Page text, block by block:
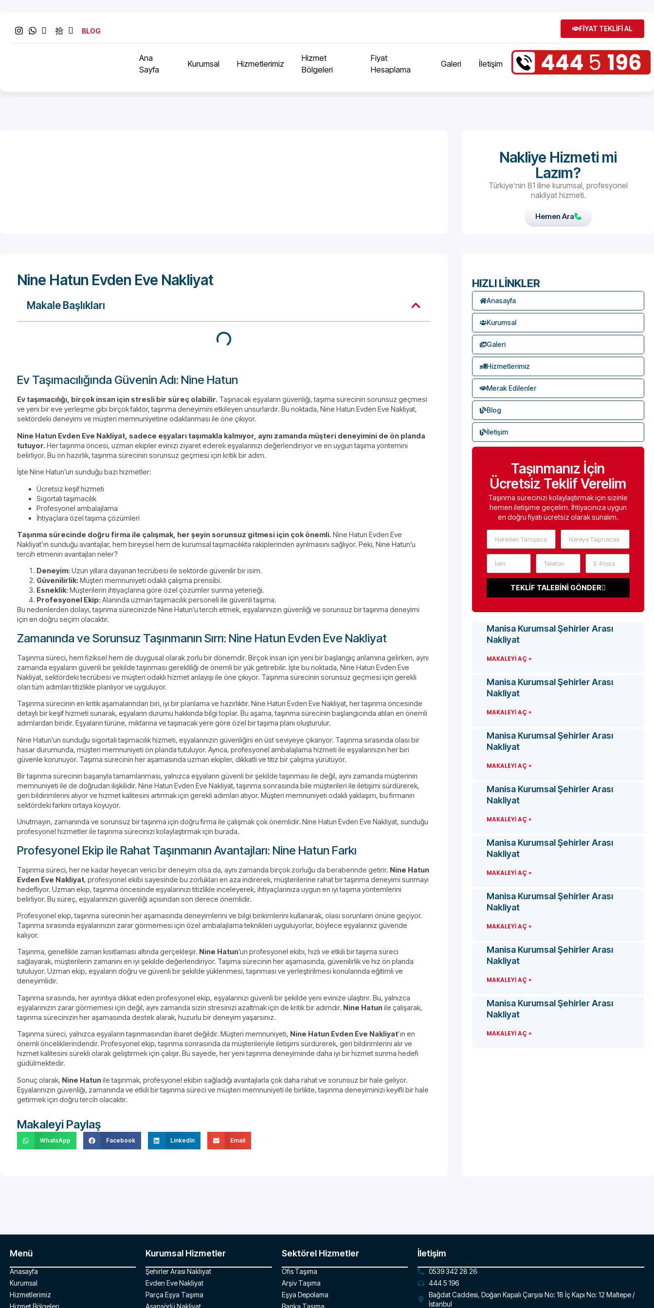
BLOG FİYAT TEKLİFİ AL
Ana
Sayfa
Kurumsal Hizmetlerimiz
Hizmet
Bölgeleri
Fiyat
Hesaplama
Galeri İletişim
Nakliye Hizmeti mi
Lazım?
Türkiye’nin 81 iline kurumsal, profesyonel
nakliyat hizmeti.
Hemen Ara
Nine Hatun Evden Eve Nakliyat
Makale Başlıkları
Ev Taşımacılığında Güvenin Adı: Nine Hatun
Ev taşımacılığı, birçok insan için stresli bir süreç olabilir. Taşınacak eşyaların güvenliği, taşıma sürecinin sorunsuz geçmesi
ve yeni bir eve yerleşme gibi birçok faktör, taşınma deneyimini etkileyen unsurlardır. Bu noktada, Nine Hatun Evden Eve Nakliyat,
sektördeki deneyimi ve müşteri memnuniyetine odaklanması ile öne çıkıyor.
Nine Hatun Evden Eve Nakliyat, sadece eşyaları taşımakla kalmıyor, aynı zamanda müşteri deneyimini de ön planda
tutuyor. Her taşınma öncesi, uzman ekipler evinizi ziyaret ederek eşyalarınızı değerlendiriyor ve en uygun taşıma yöntemini
belirliyor. Bu ön hazırlık, taşınma sürecinin sorunsuz geçmesi için kritik bir adım.
İşte Nine Hatun’un sunduğu bazı hizmetler:
Ücretsiz keşif hizmeti
Sigortalı taşımacılık
Profesyonel ambalajlama
İhtiyaçlara özel taşıma çözümleri
Taşınma sürecinde doğru firma ile çalışmak, her şeyin sorunsuz gitmesi için çok önemli. Nine Hatun Evden Eve
Nakliyat’ın sunduğu avantajlar, hem bireysel hem de kurumsal taşımacılıkta rakiplerinden ayrılmasını sağlıyor. Peki, Nine Hatun’u
tercih etmenin avantajları neler?
Deneyim: Uzun yıllara dayanan tecrübesi ile sektörde güvenilir bir isim.
Güvenilirlik: Müşteri memnuniyeti odaklı çalışma prensibi.
Esneklik: Müşterilerin ihtiyaçlarına göre özel çözümler sunma yeteneği.
Profesyonel Ekip: Alanında uzman taşımacılık personeli ile güvenli taşıma.
Bu nedenlerden dolayı, taşınma sürecinizde Nine Hatun’u tercih etmek, eşyalarınızın güvenliği ve sorunsuz bir taşınma deneyimi
için en doğru seçim olacaktır.
Zamanında ve Sorunsuz Taşınmanın Sırrı: Nine Hatun Evden Eve Nakliyat
Taşınma süreci, hem fiziksel hem de duygusal olarak zorlu bir dönemdir. Birçok insan için yeni bir başlangıç anlamına gelirken, aynı
zamanda eşyaların güvenli bir şekilde taşınması gerekliliği de önemli bir yük getirebilir. İşte bu noktada, Nine Hatun Evden Eve
Nakliyat, sektördeki tecrübesi ve müşteri odaklı hizmet anlayışı ile öne çıkıyor. Taşınma sürecinin sorunsuz geçmesi için gerekli
olan tüm adımları titizlikle planlıyor ve uyguluyor.
Taşınma sürecinin en kritik aşamalarından biri, iyi bir planlama ve hazırlıktır. Nine Hatun Evden Eve Nakliyat, her taşınma öncesinde
detaylı bir keşif hizmeti sunarak, eşyaların durumu hakkında bilgi toplar. Bu aşama, taşınma sürecinin başlangıcında atılan en önemli
adımlardan biridir. Eşyaların türüne, miktarına ve taşınacak yere göre özel bir taşıma planı oluşturulur.
Nine Hatun’un sunduğu sigortalı taşımacılık hizmeti, eşyalarınızın güvenliğini en üst seviyeye çıkarıyor. Taşınma sırasında olası bir
hasar durumunda, müşteri memnuniyeti ön planda tutuluyor. Ayrıca, profesyonel ambalajlama hizmeti ile eşyalarınızın her biri
güvenle korunuyor. Taşıma sürecinin her aşamasında uzman ekipler, dikkatli ve titiz bir çalışma yürütüyor.
Bir taşınma sürecinin başarıyla tamamlanması, yalnızca eşyaların güvenli bir şekilde taşınması ile değil, aynı zamanda müşterinin
memnuniyeti ile de doğrudan ilişkilidir. Nine Hatun Evden Eve Nakliyat, taşınma sonrasında bile müşterileri ile iletişimi sürdürerek,
geri bildirimlerini alıyor ve hizmet kalitesini artırmak için gerekli adımları atıyor. Müşteri memnuniyeti odaklı yaklaşım, bu firmanın
sektördeki farkını ortaya koyuyor.
Unutmayın, zamanında ve sorunsuz bir taşınma için doğru firma ile çalışmak çok önemlidir. Nine Hatun Evden Eve Nakliyat, sunduğu
profesyonel hizmetler ile taşınma sürecinizi kolaylaştırmak için burada.
Profesyonel Ekip ile Rahat Taşınmanın Avantajları: Nine Hatun Farkı
Taşınma süreci, her ne kadar heyecan verici bir deneyim olsa da, aynı zamanda birçok zorluğu da beraberinde getirir. Nine Hatun
Evden Eve Nakliyat, profesyonel ekibi sayesinde bu zorlukları en aza indirerek, müşterilerine rahat bir taşınma deneyimi sunmayı
hedefliyor. Uzman ekip, taşınma öncesinde eşyalarınızı titizlikle inceleyerek, ihtiyaçlarınıza uygun en iyi taşıma yöntemlerini
belirliyor. Bu süreç, eşyalarınızın güvenliği açısından son derece önemlidir.
Profesyonel ekip, taşınma sürecinin her aşamasında deneyimlerini ve bilgi birikimlerini kullanarak, olası sorunların önüne geçiyor.
Taşınma sırasında eşyalarınızın zarar görmemesi için özel ambalajlama teknikleri uyguluyorlar, böylece eşyalarınız güvende
kalıyor.
Taşınma, genellikle zaman kısıtlaması altında gerçekleşir. Nine Hatun’un profesyonel ekibi, hızlı ve etkili bir taşıma süreci
sağlayarak, müşterilerin zamanını en iyi şekilde değerlendiriyor. Taşıma sürecinin her aşamasında, güvenilirlik ve hız ön planda
tutuluyor. Uzman ekip, eşyaların doğru ve güvenli bir şekilde yüklenmesi, taşınması ve yerleştirilmesi konularında eğitimli ve
deneyimlidir.
Taşınma sırasında, her ayrıntıya dikkat eden profesyonel ekip, eşyalarınızı güvenli bir şekilde yeni evinize ulaştırır. Bu, yalnızca
eşyalarınızın zarar görmemesi için değil, aynı zamanda sizin stresinizi azaltmak için de kritik bir adımdır. Nine Hatunile çalışarak,
taşınma sürecinizin her aşamasında destek alarak, huzurlu bir deneyim yaşarsınız.
Taşınma süreci, yalnızca eşyaların taşınmasından ibaret değildir. Müşteri memnuniyeti, Nine Hatun Evden Eve Nakliyat’ın en
önemli önceliklerindendir. Profesyonel ekip, taşınma sonrasında da müşterileriyle iletişimi sürdürerek, geri bildirimlerini alır ve
hizmet kalitesini sürekli olarak geliştirmek için çalışır. Bu sayede, her yeni taşınma deneyiminde daha iyi bir hizmet sunma hedefi
güdülmektedir.
Sonuç olarak, Nine Hatunile taşınmak, profesyonel ekibin sağladığı avantajlarla çok daha rahat ve sorunsuz bir hale geliyor.
Eşyalarınızın güvenliği, zamanında ve etkili bir taşınma süreci ve müşteri memnuniyeti ile birlikte, taşınma deneyiminizi keyifli bir hale
getirmek için doğru tercih olacaktır.
Makaleyi Paylaş
WhatsApp Facebook LinkedIn Email
HIZLI LİNKLER
Anasayfa
Kurumsal
Galeri
Hizmetlerimiz
Merak Edilenler
Blog
İletişim
Taşınmanız İçin
Ücretsiz Teklif Verelim
Taşınma sürecinizi kolaylaştırmak için sizinle
hemen iletişime geçelim. İhtiyacınıza uygun
en doğru fiyatı ücretsiz olarak sunalım.
TEKLİF TALEBİNİ GÖNDER
Manisa Kurumsal Şehirler Arası
Nakliyat
MAKALEYI AÇ »
Manisa Kurumsal Şehirler Arası
Nakliyat
MAKALEYI AÇ »
Manisa Kurumsal Şehirler Arası
Nakliyat
MAKALEYI AÇ »
Manisa Kurumsal Şehirler Arası
Nakliyat
MAKALEYI AÇ »
Manisa Kurumsal Şehirler Arası
Nakliyat
MAKALEYI AÇ »
Manisa Kurumsal Şehirler Arası
Nakliyat
MAKALEYI AÇ »
Manisa Kurumsal Şehirler Arası
Nakliyat
MAKALEYI AÇ »
Manisa Kurumsal Şehirler Arası
Nakliyat
MAKALEYI AÇ »
Menü
Anasayfa
Kurumsal
Hizmetlerimiz
Hizmet Bölgeleri
Kurumsal Hizmetler
Şehirler Arası Nakliyat
Evden Eve Nakliyat
Parça Eşya Taşıma
Asansörlü Nakliyat
Sektörel Hizmetler
Ofis Taşıma
Arşiv Taşıma
Eşya Depolama
Banka Taşıma
İletişim
0539 342 28 26
444 5 196
Bağdat Caddesi, Doğan Kapalı Çarşısı No: 18 İç Kapı No: 12 Maltepe /
İstanbul